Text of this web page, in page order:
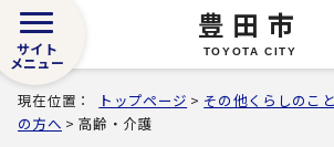
豊田市
TOYOTA CITY
サイト
メニュー
現在位置： トップページ > その他くらしのこ
の方へ > 高齢・介護